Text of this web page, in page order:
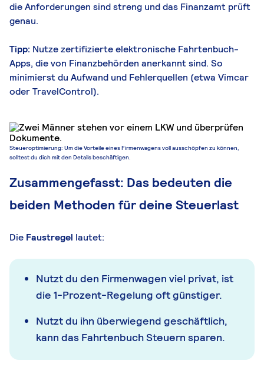
die Anforderungen sind streng und das Finanzamt prüft
genau.
Tipp: Nutze zertifizierte elektronische Fahrtenbuch-
Apps, die von Finanzbehörden anerkannt sind. So
minimierst du Aufwand und Fehlerquellen (etwa Vimcar
oder TravelControl).
Steueroptimierung: Um die Vorteile eines Firmenwagens voll ausschöpfen zu können,
solltest du dich mit den Details beschäftigen.
Zusammengefasst: Das bedeuten die
beiden Methoden für deine Steuerlast
Die Faustregel lautet:
Nutzt du den Firmenwagen viel privat, ist
die 1-Prozent-Regelung oft günstiger.
Nutzt du ihn überwiegend geschäftlich,
kann das Fahrtenbuch Steuern sparen.